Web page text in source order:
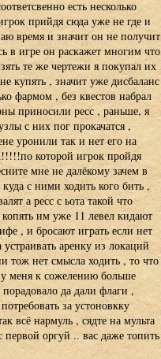
есть несколько
прийдя сюда уже не где и
время и значит он не получит
в игре он раскажет многим что
те же чертежи я покупал их
купять , значит уже дисбаланс
фармом , без квестов набрал
приносили ресс , раньше, я
с них пог прокачатся ,
уронили так и нет его на
которой игрок пройдя
мне не далёкому зачем в
с ними ходить кого бить ,
а ресс с ьота такой что
им уже 11 левел кидают
, и бросают играть если нет
аренку из локаций
тож нет смысла ходить , то что
меня к сожелению больше
да дали флаги ,
за устоновкку
всё нармуль , сядте на мульта
первой оргуй .. вас даже топить